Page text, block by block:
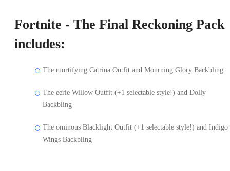
Fortnite - The Final Reckoning Pack
includes:
The mortifying Catrina Outfit and Mourning Glory Backbling
The eerie Willow Outfit (+1 selectable style!) and Dolly
Backbling
The ominous Blacklight Outfit (+1 selectable style!) and Indigo
Wings Backbling